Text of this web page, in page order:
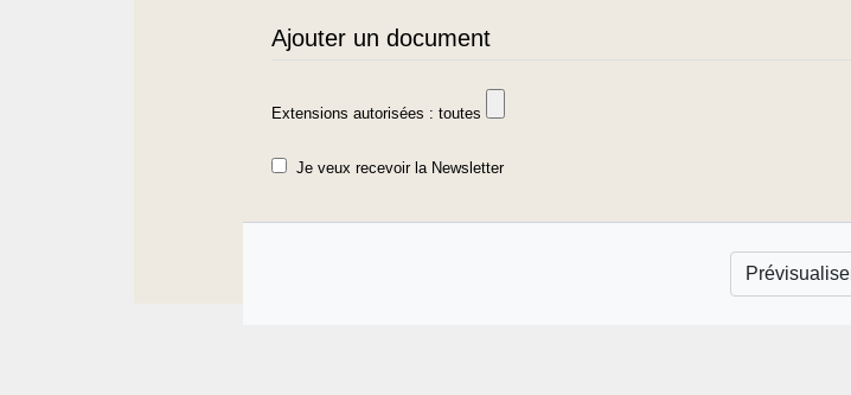
Ajouter un document
Extensions autorisées : toutes
Je veux recevoir la Newsletter